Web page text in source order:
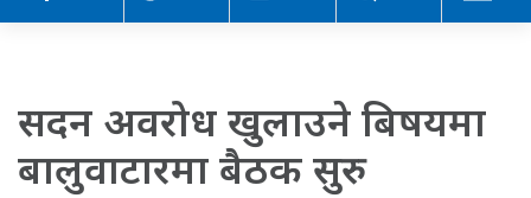
सदन अवरोध खुलाउने बिषयमा
बालुवाटारमा बैठक सुरु